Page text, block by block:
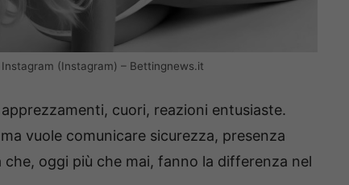
(Instagram) – Bettingnews.it
cuori, reazioni entusiaste.
vuole comunicare sicurezza, presenza
che, oggi più che mai, fanno la differenza nel